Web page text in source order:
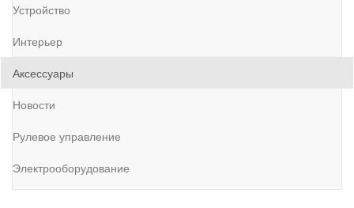
Устройство
Интерьер
Аксессуары
Новости
Рулевое управление
Электрооборудование